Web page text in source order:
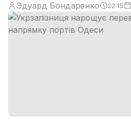
Эдуард Бондаренко 22:15